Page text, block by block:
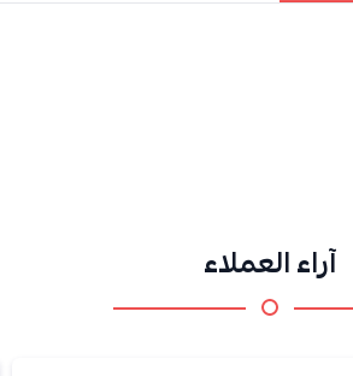
آراء العملاء